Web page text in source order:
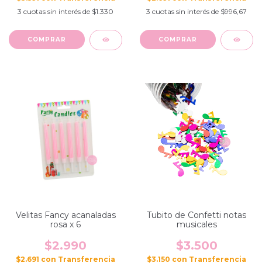
3 cuotas sin interés de $1.330
3 cuotas sin interés de $996,67
Velitas Fancy acanaladas
rosa x 6
$2.990
$2.691 con
Tubito de Confetti notas
musicales
$3.500
$3.150 con